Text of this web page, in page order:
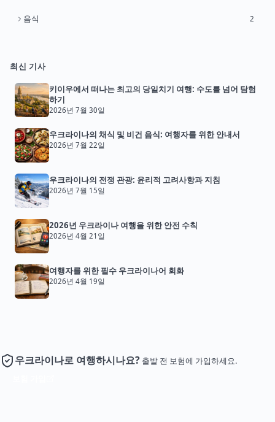
음식 2
최신 기사
키이우에서 떠나는 최고의 당일치기 여행: 수도를 넘어 탐험
하기
2026년 7월 30일
우크라이나의 채식 및 비건 음식: 여행자를 위한 안내서
2026년 7월 22일
우크라이나의 전쟁 관광: 윤리적 고려사항과 지침
2026년 7월 15일
2026년 우크라이나 여행을 위한 안전 수칙
2026년 4월 21일
여행자를 위한 필수 우크라이나어 회화
2026년 4월 19일
우크라이나로 여행하시나요? 출발 전 보험에 가입하세요.